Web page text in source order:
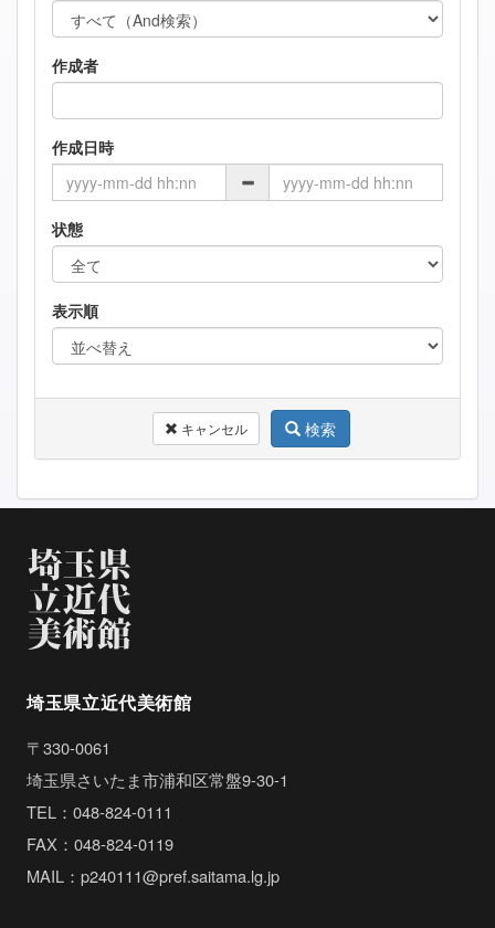
作成者
作成日時
状態
表示順
キャンセル 検索
埼玉県立近代美術館
〒330-0061
埼玉県さいたま市浦和区常盤9-30-1
TEL：048-824-0111
FAX：048-824-0119
MAIL：p240111@pref.saitama.lg.jp